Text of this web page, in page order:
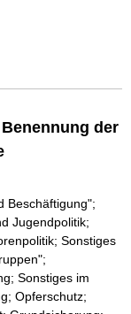
der
Beschäftigung";
Jugendpolitik;
Sonstiges
Sonstiges im
Opferschutz;